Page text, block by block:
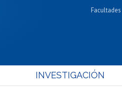
Facultades
Cs.
Cs.
INVESTIGACIÓN